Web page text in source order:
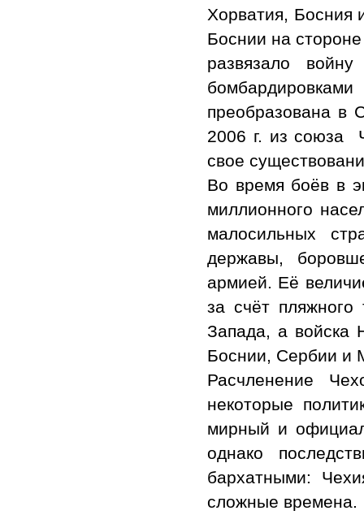
Хорватия, Босния
Боснии на
развязало
преобразована в
2006 г. из союза
свое
Во время боёв в
миллионного
малосильных
державы,
армией. Её
за счёт
Запада, а войска
Боснии, Сербии и
Расчленение
некоторые
мирный и
однако
бархатными:
сложные времена.